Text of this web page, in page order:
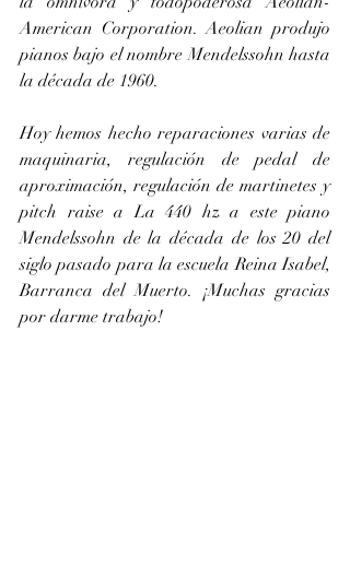
American Corporation. Aeolian produjo
pianos bajo el nombre Mendelssohn hasta
la década de 1960.
Hoy hemos hecho reparaciones varias de
maquinaria, regulación de pedal de
aproximación, regulación de martinetes y
pitch raise a La 440 hz a este piano
Mendelssohn de la década de los 20 del
siglo pasado para la escuela Reina Isabel,
Barranca del Muerto. ¡Muchas gracias
por darme trabajo!